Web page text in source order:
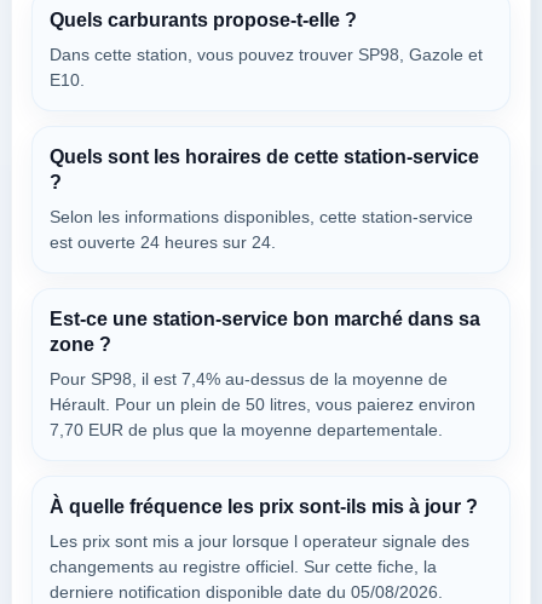
34290
RELAIS LES
BÉZIERS,
34290
VOIR LES PRIX
Lieudit Le Granevas
VIAS,
34290
AUCHAN SUPERMARCHÉ
Route De Pezenas
BÉZIERS,
34290
VOIR LES PRIX
Quels carburants propose-t-elle ?
Dans cette station, vous pouvez trouver SP98, Gazole et
E10.
Quels sont les horaires de cette station-service
?
Selon les informations disponibles, cette station-service
est ouverte 24 heures sur 24.
Est-ce une station-service bon marché dans sa
zone ?
Pour SP98, il est 7,4% au-dessus de la moyenne de
Hérault. Pour un plein de 50 litres, vous paierez environ
7,70 EUR de plus que la moyenne departementale.
À quelle fréquence les prix sont-ils mis à jour ?
Les prix sont mis a jour lorsque l operateur signale des
changements au registre officiel. Sur cette fiche, la
derniere notification disponible date du 05/08/2026.